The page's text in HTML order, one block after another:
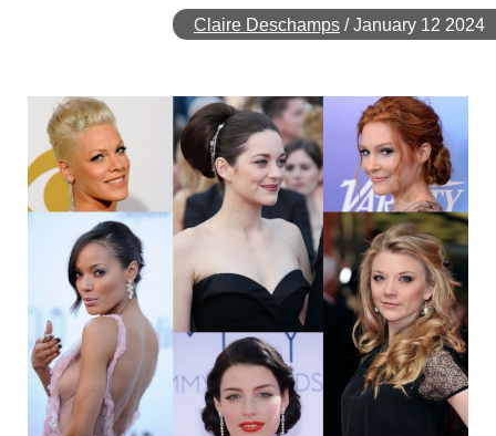
Claire Deschamps /January 12 2024